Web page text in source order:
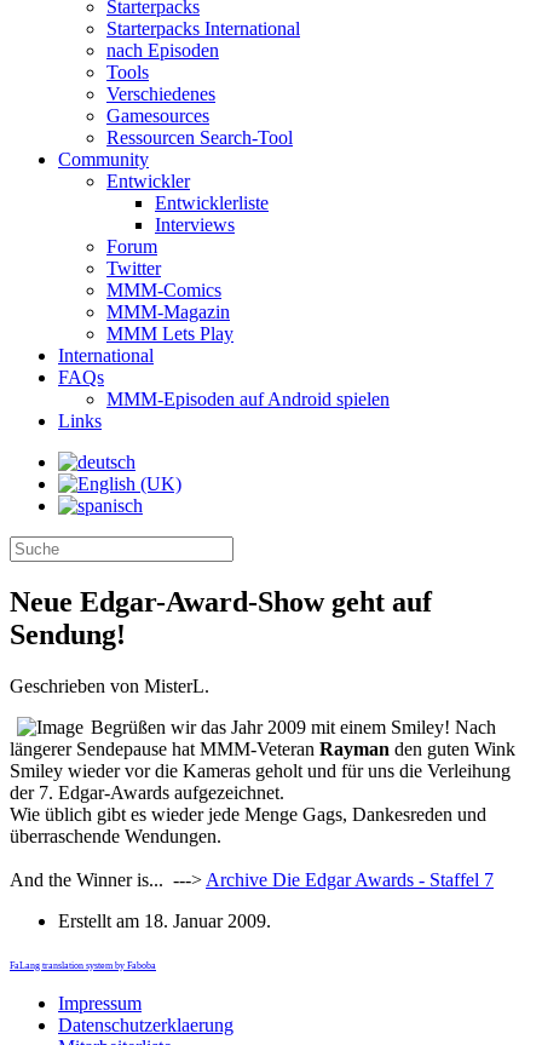
Starterpacks
Starterpacks International
nach Episoden
Tools
Verschiedenes
Gamesources
Ressourcen Search-Tool
Community
Entwickler
Entwicklerliste
Interviews
Forum
Twitter
MMM-Comics
MMM-Magazin
MMM Lets Play
International
FAQs
MMM-Episoden auf Android spielen
Links
Neue Edgar-Award-Show geht auf
Sendung!
Geschrieben von MisterL.
Begrüßen wir das Jahr 2009 mit einem Smiley! Nach
längerer Sendepause hat MMM-Veteran Rayman den guten Wink
Smiley wieder vor die Kameras geholt und für uns die Verleihung
der 7. Edgar-Awards aufgezeichnet.
Wie üblich gibt es wieder jede Menge Gags, Dankesreden und
überraschende Wendungen.
And the Winner is... ---> Archive Die Edgar Awards - Staffel 7
Erstellt am 18. Januar 2009.
FaLang translation system by Faboba
Impressum
Datenschutzerklaerung